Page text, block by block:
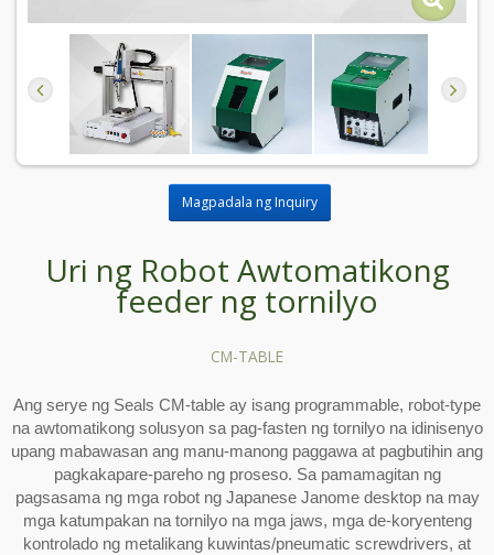
Magpadala ng Inquiry
Uri ng Robot Awtomatikong
feeder ng tornilyo
CM-TABLE
Ang serye ng Seals CM-table ay isang programmable, robot-type
na awtomatikong solusyon sa pag-fasten ng tornilyo na idinisenyo
upang mabawasan ang manu-manong paggawa at pagbutihin ang
pagkakapare-pareho ng proseso. Sa pamamagitan ng
pagsasama ng mga robot ng Japanese Janome desktop na may
mga katumpakan na tornilyo na mga jaws, mga de-koryenteng
kontrolado ng metalikang kuwintas/pneumatic screwdrivers, at